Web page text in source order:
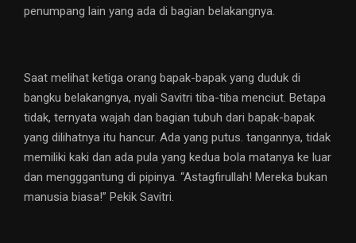
penumpang lain yang ada di bagian belakangnya.
Saat melihat ketiga orang bapak-bapak yang duduk di
bangku belakangnya, nyali Savitri tiba-tiba menciut. Betapa
tidak, ternyata wajah dan bagian tubuh dari bapak-bapak
yang dilihatnya itu hancur. Ada yang putus. tangannya, tidak
memiliki kaki dan ada pula yang kedua bola matanya ke luar
dan mengggantung di pipinya. “Astagfirullah! Mereka bukan
manusia biasa!” Pekik Savitri.